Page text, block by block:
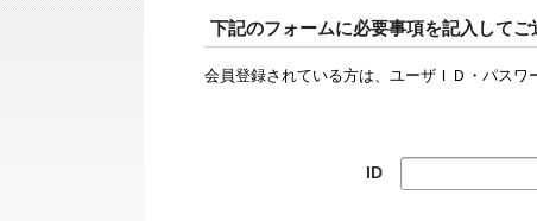
下記のフォームに必要事項を記入してご
会員登録されている方は、ユーザＩＤ・パスワ
ID